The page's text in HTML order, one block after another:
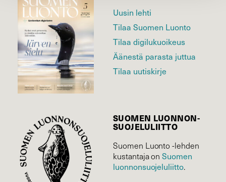
Uusin lehti
Tilaa Suomen Luonto
Tilaa digilukuoikeus
Äänestä parasta juttua
Tilaa uutiskirje
SUOMEN LUONNON­
SUOJELU­LIITTO
Suomen Luonto -lehden
kustantaja onSuomen
luonnonsuojelu­liitto.